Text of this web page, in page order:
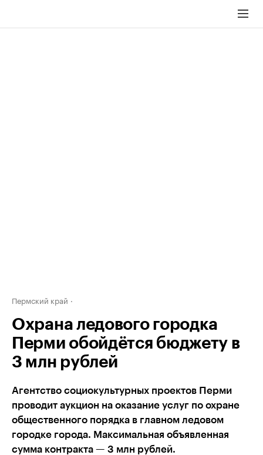
Пермский край
Охрана ледового городка
Перми обойдётся бюджету в
3 млн рублей
Агентство социокультурных проектов Перми
проводит аукцион на оказание услуг по охране
общественного порядка в главном ледовом
городке города. Максимальная объявленная
сумма контракта — 3 млн рублей.